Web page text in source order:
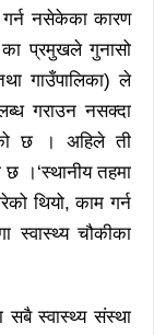
नसेकेका कारण
प्रमुखले गुनासो
गाउँपालिका) ले
गराउन नसक्दा
छ । अहिले ती
।‘स्थानीय तहमा
थियो, काम गर्न
स्वास्थ्य चौकीका
सबै स्वास्थ्य संस्था